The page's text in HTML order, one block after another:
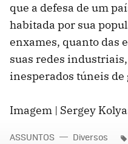
que a defesa de um
habitada por sua
enxames, quanto das
suas redes
inesperados túneis de
Imagem | Sergey
ASSUNTOS Diversos